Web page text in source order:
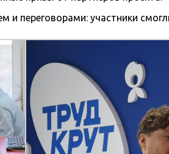
переговорами: участники